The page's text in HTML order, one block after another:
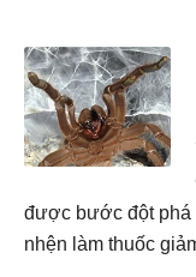
được bước đột phá
nhện làm thuốc